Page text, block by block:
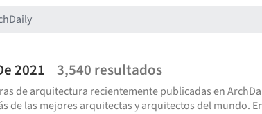
2021 3,540 resultados
de arquitectura recientemente publicadas en
de las mejores arquitectas y arquitectos del mundo.